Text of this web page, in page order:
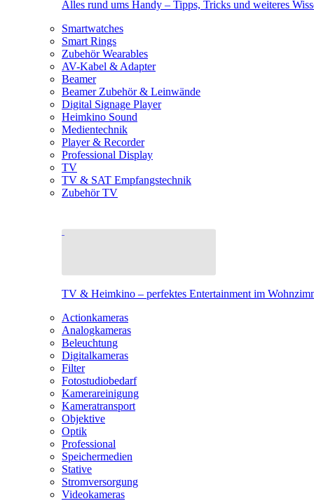
Alles rund ums Handy – Tipps, Tricks und weiteres
Smartwatches
Smart Rings
Zubehör Wearables
AV-Kabel & Adapter
Beamer
Beamer Zubehör & Leinwände
Digital Signage Player
Heimkino Sound
Medientechnik
Player & Recorder
Professional Display
TV
TV & SAT Empfangstechnik
Zubehör TV
TV & Heimkino – perfektes Entertainment im
Actionkameras
Analogkameras
Beleuchtung
Digitalkameras
Filter
Fotostudiobedarf
Kamerareinigung
Kameratransport
Objektive
Optik
Professional
Speichermedien
Stative
Stromversorgung
Videokameras